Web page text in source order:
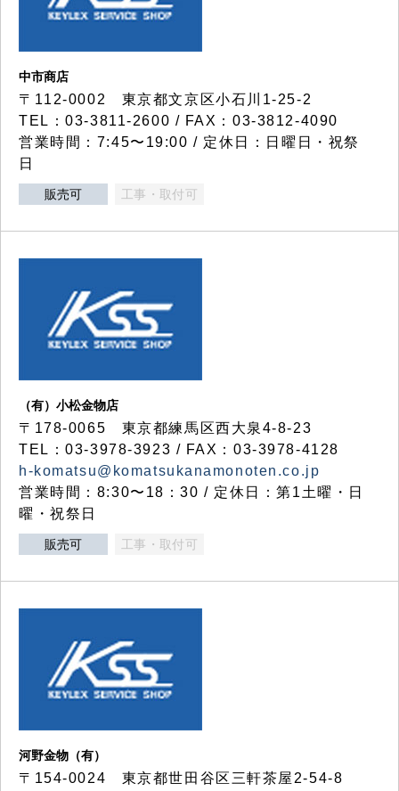
中市商店
〒112-0002 東京都文京区小石川1-25-2
TEL：03-3811-2600 / FAX：03-3812-4090
営業時間：7:45〜19:00 / 定休日：日曜日・祝祭
日
販売可 工事・取付可
（有）小松金物店
〒178-0065 東京都練馬区西大泉4-8-23
TEL：03-3978-3923 / FAX：03-3978-4128
h-komatsu@komatsukanamonoten.co.jp
営業時間：8:30〜18：30 / 定休日：第1土曜・日
曜・祝祭日
販売可 工事・取付可
河野金物（有）
〒154-0024 東京都世田谷区三軒茶屋2-54-8